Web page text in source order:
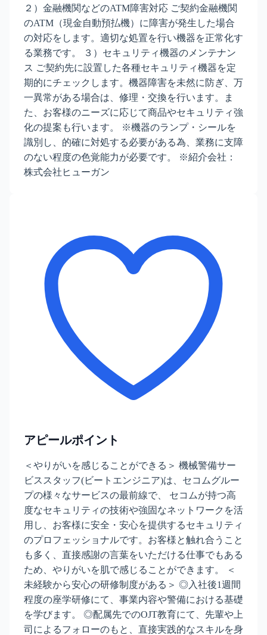
２）金融機関などのATM障害対応 ご契約金融機関
のATM（現金自動預払機）に障害が発生した場合
の対応をします。適切な処置を行い機器を正常化す
る業務です。 ３）セキュリティ機器のメンテナン
ス ご契約先に設置した各種セキュリティ機器を定
期的にチェックします。機器障害を未然に防ぎ、万
一異常がある場合は、修理・交換を行います。ま
た、お客様のニーズに応じて商品やセキュリティ強
化の提案も行います。 ※機器のランプ・シールを
識別し、的確に対処する必要がある為、業務に支障
のない程度の色覚能力が必要です。 ※紹介会社：
株式会社ヒューガン
アピールポイント
＜やりがいを感じることができる＞ 機械警備サー
ビススタッフ(ビートエンジニア)は、セコムグルー
プの様々なサービスの最前線で、 セコムが持つ高
度なセキュリティの技術や強固なネットワークを活
用し、お客様に安全・安心を提供するセキュリティ
のプロフェッショナルです。お客様と触れ合うこと
も多く、直接感謝の言葉をいただける仕事でもある
ため、やりがいを肌で感じることができます。 ＜
未経験から安心の研修制度がある＞ ◎入社後1週間
程度の座学研修にて、事業内容や警備における基礎
を学びます。 ◎配属先でのOJT教育にて、先輩や上
司によるフォローのもと、直接実践的なスキルを身